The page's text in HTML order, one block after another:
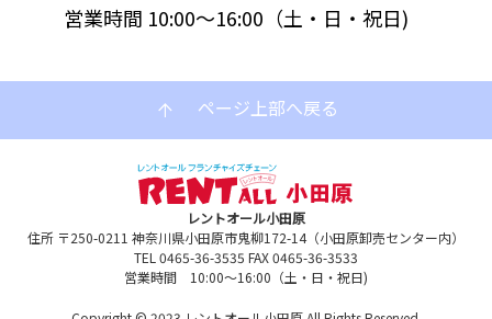
営業時間 10:00～16:00（土・日・祝日)
arrow_upward ページ上部へ戻る
レントオール小田原
住所 〒250-0211 神奈川県小田原市鬼柳172-14（小田原卸売センター内）
TEL 0465-36-3535 FAX 0465-36-3533
営業時間 10:00～16:00（土・日・祝日)